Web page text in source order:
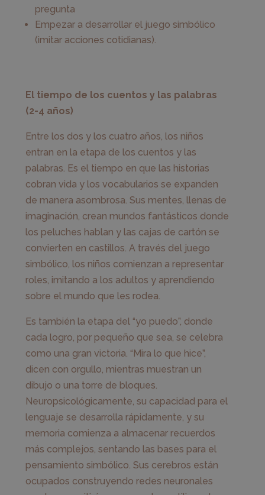
pregunta
Empezar a desarrollar el juego simbólico
(imitar acciones cotidianas).
El tiempo de los cuentos y las palabras
(2-4 años)
Entre los dos y los cuatro años, los niños
entran en la etapa de los cuentos y las
palabras. Es el tiempo en que las historias
cobran vida y los vocabularios se expanden
de manera asombrosa. Sus mentes, llenas de
imaginación, crean mundos fantásticos donde
los peluches hablan y las cajas de cartón se
convierten en castillos. A través del juego
simbólico, los niños comienzan a representar
roles, imitando a los adultos y aprendiendo
sobre el mundo que les rodea.
Es también la etapa del “yo puedo”, donde
cada logro, por pequeño que sea, se celebra
como una gran victoria. “Mira lo que hice”,
dicen con orgullo, mientras muestran un
dibujo o una torre de bloques.
Neuropsicológicamente, su capacidad para el
lenguaje se desarrolla rápidamente, y su
memoria comienza a almacenar recuerdos
más complejos, sentando las bases para el
pensamiento simbólico. Sus cerebros están
ocupados construyendo redes neuronales